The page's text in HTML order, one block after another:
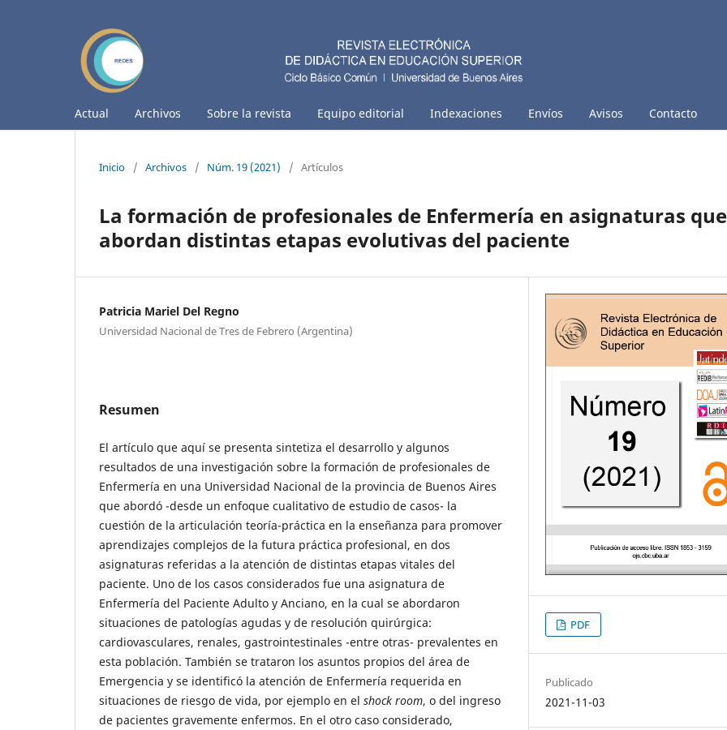
Actual Archivos Sobre la revista Equipo editorial Indexaciones Envíos Avisos Contacto
Inicio / Archivos / Núm. 19 (2021) / Artículos
La formación de profesionales de Enfermería en asignaturas que
abordan distintas etapas evolutivas del paciente
Patricia Mariel Del Regno
Universidad Nacional de Tres de Febrero (Argentina)
Resumen
El artículo que aquí se presenta sintetiza el desarrollo y algunos
resultados de una investigación sobre la formación de profesionales de
Enfermería en una Universidad Nacional de la provincia de Buenos Aires
que abordó -desde un enfoque cualitativo de estudio de casos- la
cuestión de la articulación teoría-práctica en la enseñanza para promover
aprendizajes complejos de la futura práctica profesional, en dos
asignaturas referidas a la atención de distintas etapas vitales del
paciente. Uno de los casos considerados fue una asignatura de
Enfermería del Paciente Adulto y Anciano, en la cual se abordaron
situaciones de patologías agudas y de resolución quirúrgica:
cardiovasculares, renales, gastrointestinales -entre otras- prevalentes en
esta población. También se trataron los asuntos propios del área de
Emergencia y se identificó la atención de Enfermería requerida en
situaciones de riesgo de vida, por ejemplo en el shock room, o del ingreso
de pacientes gravemente enfermos. En el otro caso considerado,
PDF
Publicado
2021-11-03